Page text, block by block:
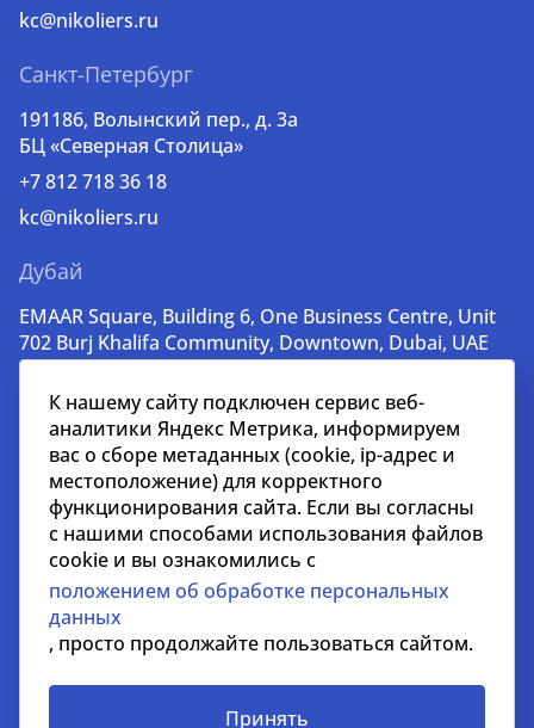
kc@nikoliers.ru
Санкт-Петербург
191186, Волынский пер., д. 3a
БЦ «Северная Столица»
+7 812 718 36 18
kc@nikoliers.ru
Дубай
EMAAR Square, Building 6, One Business Centre, Unit
702 Burj Khalifa Community, Downtown, Dubai, UAE
lead@nikoliers-global.com
© nikoliers.ru 1994 - 2026
Все права защищены
Информация, представленная на странице, носит
информативный характер и не является
распространителем рекламных материалов
Условия сотрудничества
К нашему сайту подключен сервис веб-
аналитики Яндекс Метрика, информируем
вас о сборе метаданных (cookie, ip-адрес и
местоположение) для корректного
функционирования сайта. Если вы согласны
с нашими способами использования файлов
cookie и вы ознакомились с
положением об обработке персональных
данных
, просто продолжайте пользоваться сайтом.
Принять